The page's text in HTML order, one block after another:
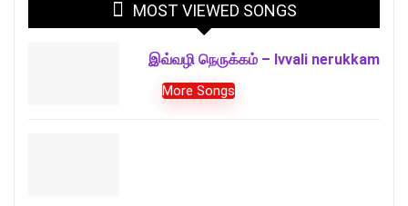
MOST VIEWED SONGS
இவ்வழி நெருக்கம் – Ivvali nerukkam
More Songs